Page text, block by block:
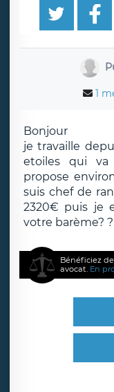
1
Bonjour
je travaille
etoiles qui va
propose
suis chef de
2320€ puis je
votre barème?
Bénéficiez
avocat. En